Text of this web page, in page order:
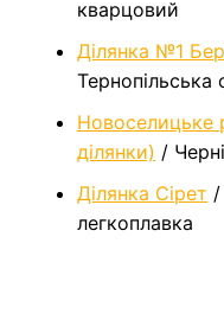
кварцовий
Ділянка №1
Тернопільська
Новоселицьке
ділянки) /
Ділянка Сірет /
легкоплавка